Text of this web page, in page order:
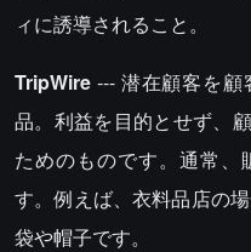
ィに誘導されること。
TripWire --- 潜在顧客を
品。利益を目的とせず、
ためのものです。通常
す。例えば、衣料品店の
袋や帽子です。